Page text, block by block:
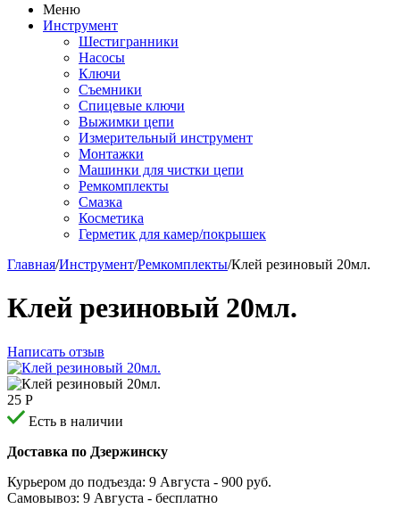
Меню
Инструмент
Шестигранники
Насосы
Ключи
Съемники
Спицевые ключи
Выжимки цепи
Измерительный инструмент
Монтажки
Машинки для чистки цепи
Ремкомплекты
Смазка
Косметика
Герметик для камер/покрышек
Главная/Инструмент/Ремкомплекты/Клей резиновый 20мл.
Клей резиновый 20мл.
Написать отзыв
25 Р
Есть в наличии
Доставка по Дзержинску
Курьером до подъезда: 9 Августа - 900 руб.
Самовывоз: 9 Августа - бесплатно